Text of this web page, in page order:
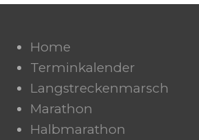
Home
Terminkalender
Langstreckenmarsch
Marathon
Halbmarathon